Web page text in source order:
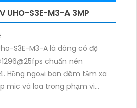
UHO-S3E-M3-A 3MP
S3E-M3-A là dòng có độ
chuẩn nén
Hồng ngoại ban đêm tầm xa
mic và loa trong phạm vi